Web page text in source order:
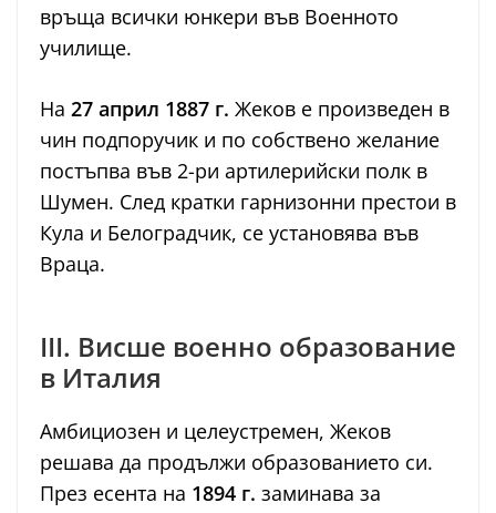
връща всички юнкери във Военното
училище.
На 27 април 1887 г. Жеков е произведен в
чин подпоручик и по собствено желание
постъпва във 2-ри артилерийски полк в
Шумен. След кратки гарнизонни престои в
Кула и Белоградчик, се установява във
Враца.
III. Висше военно образование
в Италия
Амбициозен и целеустремен, Жеков
решава да продължи образованието си.
През есента на 1894 г. заминава за